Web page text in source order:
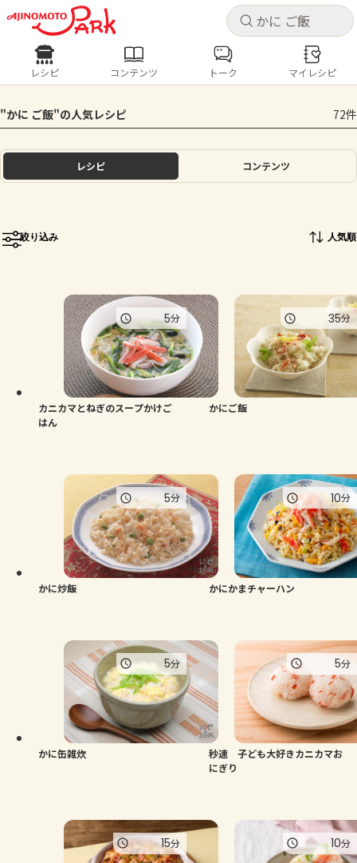
キャ
ログインするとレシピを保存できます
ログイン
ホーム
トーク
よくあるお問い合わせ
お買い物
キャ
レシピ コンテンツ
人気の食材・レシピ
きゅうり なす トマト とうもろこし
ピーマン
レシピ コンテンツ トーク マイレシピ
"かに ご飯"の人気レシピ 72件
レシピ コンテンツ
絞り込み 人気順
カニカマとねぎのスープかけご
はん
5分
かにご飯
35分
かに炒飯
5分
かにかまチャーハン
10分
かに缶雑炊
5分
秒速 子ども大好きカニカマお
にぎり
5分
15分 10分